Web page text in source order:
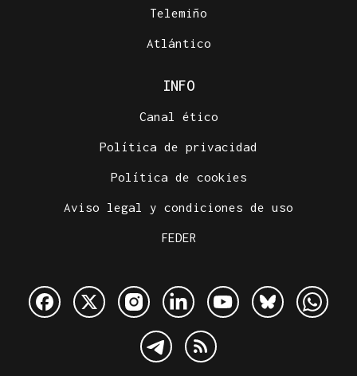
Telemiño
Atlántico
INFO
Canal ético
Política de privacidad
Política de cookies
Aviso legal y condiciones de uso
FEDER